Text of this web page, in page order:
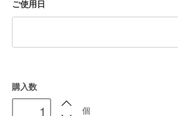
ご使用日
購入数
個